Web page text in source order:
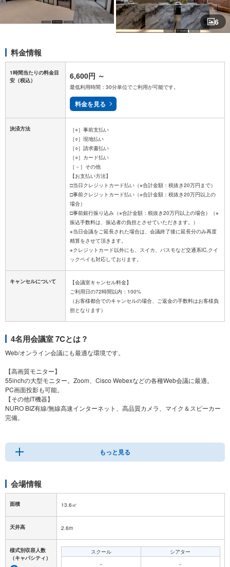
6
料金情報
1時間当たりの料金目
安 （税込） 6,600円 ～
最低利用時間：30分単位でご利用が可能です。
料金を見る
決済方法
［○］事前支払い
［○］現地払い
［○］請求書払い
［○］カード払い
［－］その他
【お支払い方法】
□当日クレジットカード払い（※合計金額：税抜き20万円まで）
□事前クレジットカード払い（※合計金額：税抜き20万円以上の
場合）
□事前銀行振り込み（※合計金額：税抜き20万円以上の場合）（※
振込手数料は、振込者の負担とさせていただきます。）
※当日会議をご延長された場合は、会議終了後に延長分のみ再度
精算をさせて頂きます。
※クレジットカード以外にも、スイカ、パスモなど交通系IC,クイ
キャンセルについて
【会議室キャンセル料金】
ご利用日の72時間以内：100%
（お客様都合でのキャンセルの場合、ご返金の手数料はお客様負
4名用会議室 7Cとは？
Web/オンライン会議にも最適な環境です。
【高画質モニター】
55inchの大型モニター。Zoom、Cisco Webexなどの各種Web会議に最適。
PC画面投影も可能。
【その他IT機器】
NURO BIZ有線/無線高速インターネット、高品質カメラ、マイク＆スピーカー
完備。
が室料に含まれます。
もっと見る
会場情報
面積 13.6㎡
天井高 2.6m
様式別収容人数
（キャパシティ）
スクール
－
シアター
－